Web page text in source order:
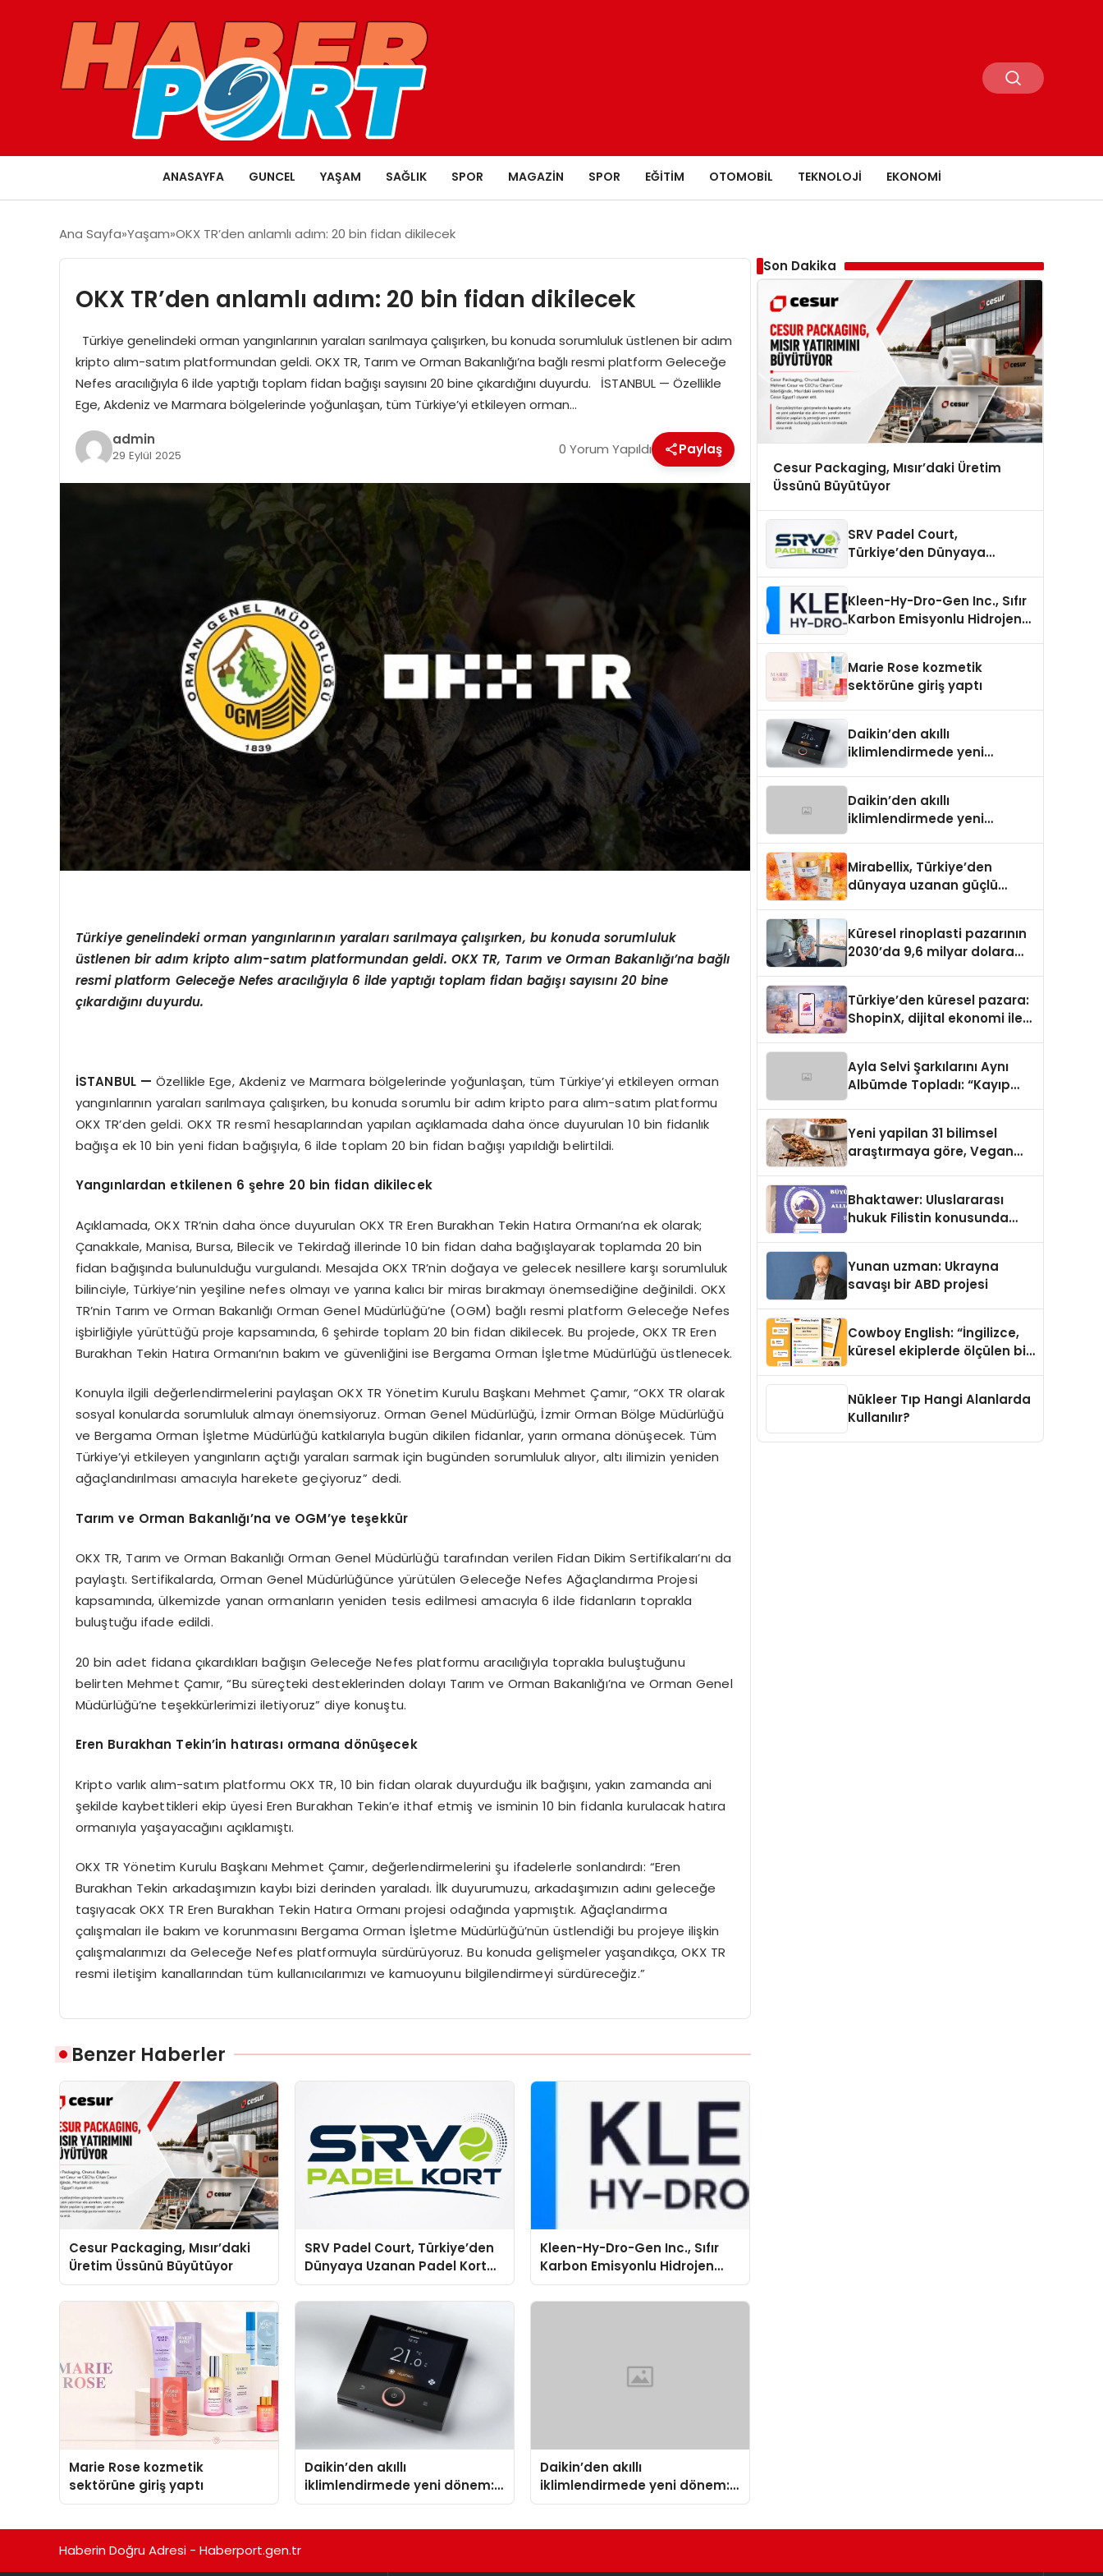
ANASAYFA GUNCEL YAŞAM SAĞLIK SPOR MAGAZIN SPOR EĞITIM OTOMOBIL TEKNOLOJI EKONOMI
Ana Sayfa Yaşam OKX TR’den anlamlı adım: 20 bin fidan dikilecek
OKX TR’den anlamlı adım: 20 bin fidan dikilecek
Türkiye genelindeki orman yangınlarının yaraları sarılmaya çalışırken, bu konuda sorumluluk üstlenen bir adım
kripto alım-satım platformundan geldi. OKX TR, Tarım ve Orman Bakanlığı’na bağlı resmi platform Geleceğe
Nefes aracılığıyla 6 ilde yaptığı toplam fidan bağışı sayısını 20 bine çıkardığını duyurdu. İSTANBUL — Özellikle
Ege, Akdeniz ve Marmara bölgelerinde yoğunlaşan, tüm Türkiye’yi etkileyen orman…
admin
29 Eylül 2025 0 Yorum Yapıldı Paylaş
Türkiye genelindeki orman yangınlarının yaraları sarılmaya çalışırken, bu konuda sorumluluk
üstlenen bir adım kripto alım-satım platformundan geldi. OKX TR, Tarım ve Orman Bakanlığı’na bağlı
resmi platform Geleceğe Nefes aracılığıyla 6 ilde yaptığı toplam fidan bağışı sayısını 20 bine
çıkardığını duyurdu.
İSTANBUL — Özellikle Ege, Akdeniz ve Marmara bölgelerinde yoğunlaşan, tüm Türkiye’yi etkileyen orman
yangınlarının yaraları sarılmaya çalışırken, bu konuda sorumlu bir adım kripto para alım-satım platformu
OKX TR’den geldi. OKX TR resmî hesaplarından yapılan açıklamada daha önce duyurulan 10 bin fidanlık
bağışa ek 10 bin yeni fidan bağışıyla, 6 ilde toplam 20 bin fidan bağışı yapıldığı belirtildi.
Yangınlardan etkilenen 6 şehre 20 bin fidan dikilecek
Açıklamada, OKX TR’nin daha önce duyurulan OKX TR Eren Burakhan Tekin Hatıra Ormanı’na ek olarak;
Çanakkale, Manisa, Bursa, Bilecik ve Tekirdağ illerinde 10 bin fidan daha bağışlayarak toplamda 20 bin
fidan bağışında bulunulduğu vurgulandı. Mesajda OKX TR’nin doğaya ve gelecek nesillere karşı sorumluluk
bilinciyle, Türkiye’nin yeşiline nefes olmayı ve yarına kalıcı bir miras bırakmayı önemsediğine değinildi. OKX
TR’nin Tarım ve Orman Bakanlığı Orman Genel Müdürlüğü’ne (OGM) bağlı resmi platform Geleceğe Nefes
işbirliğiyle yürüttüğü proje kapsamında, 6 şehirde toplam 20 bin fidan dikilecek. Bu projede, OKX TR Eren
Burakhan Tekin Hatıra Ormanı’nın bakım ve güvenliğini ise Bergama Orman İşletme Müdürlüğü üstlenecek.
Konuyla ilgili değerlendirmelerini paylaşan OKX TR Yönetim Kurulu Başkanı Mehmet Çamır, “OKX TR olarak
sosyal konularda sorumluluk almayı önemsiyoruz. Orman Genel Müdürlüğü, İzmir Orman Bölge Müdürlüğü
ve Bergama Orman İşletme Müdürlüğü katkılarıyla bugün dikilen fidanlar, yarın ormana dönüşecek. Tüm
Türkiye’yi etkileyen yangınların açtığı yaraları sarmak için bugünden sorumluluk alıyor, altı ilimizin yeniden
ağaçlandırılması amacıyla harekete geçiyoruz” dedi.
Tarım ve Orman Bakanlığı’na ve OGM’ye teşekkür
OKX TR, Tarım ve Orman Bakanlığı Orman Genel Müdürlüğü tarafından verilen Fidan Dikim Sertifikaları’nı da
paylaştı. Sertifikalarda, Orman Genel Müdürlüğünce yürütülen Geleceğe Nefes Ağaçlandırma Projesi
kapsamında, ülkemizde yanan ormanların yeniden tesis edilmesi amacıyla 6 ilde fidanların toprakla
buluştuğu ifade edildi.
20 bin adet fidana çıkardıkları bağışın Geleceğe Nefes platformu aracılığıyla toprakla buluştuğunu
belirten Mehmet Çamır, “Bu süreçteki desteklerinden dolayı Tarım ve Orman Bakanlığı’na ve Orman Genel
Müdürlüğü’ne teşekkürlerimizi iletiyoruz” diye konuştu.
Eren Burakhan Tekin’in hatırası ormana dönüşecek
Kripto varlık alım-satım platformu OKX TR, 10 bin fidan olarak duyurduğu ilk bağışını, yakın zamanda ani
şekilde kaybettikleri ekip üyesi Eren Burakhan Tekin’e ithaf etmiş ve isminin 10 bin fidanla kurulacak hatıra
ormanıyla yaşayacağını açıklamıştı.
OKX TR Yönetim Kurulu Başkanı Mehmet Çamır, değerlendirmelerini şu ifadelerle sonlandırdı: “Eren
Burakhan Tekin arkadaşımızın kaybı bizi derinden yaraladı. İlk duyurumuzu, arkadaşımızın adını geleceğe
taşıyacak OKX TR Eren Burakhan Tekin Hatıra Ormanı projesi odağında yapmıştık. Ağaçlandırma
çalışmaları ile bakım ve korunmasını Bergama Orman İşletme Müdürlüğü’nün üstlendiği bu projeye ilişkin
çalışmalarımızı da Geleceğe Nefes platformuyla sürdürüyoruz. Bu konuda gelişmeler yaşandıkça, OKX TR
resmi iletişim kanallarından tüm kullanıcılarımızı ve kamuoyunu bilgilendirmeyi sürdüreceğiz.”
Benzer Haberler
Cesur Packaging, Mısır’daki
Üretim Üssünü Büyütüyor
SRV Padel Court, Türkiye’den
Dünyaya Uzanan Padel Kort
Üretiminde Güvenin Adresi
Kleen-Hy-Dro-Gen Inc., Sıfır
Karbon Emisyonlu Hidrojen
Isıtma Teknolojisinde ISO ve
TSSA Düzenleyici Onaylarını
Marie Rose kozmetik
sektörüne giriş yaptı
Daikin’den akıllı
iklimlendirmede yeni dönem:
Madoka Plus Türkiye’de
Daikin’den akıllı
iklimlendirmede yeni dönem:
Madoka Plus Türkiye’de
Son Dakika
Cesur Packaging, Mısır’daki Üretim
Üssünü Büyütüyor
SRV Padel Court,
Türkiye’den Dünyaya
Kleen-Hy-Dro-Gen Inc., Sıfır
Karbon Emisyonlu Hidrojen
Aldı
Marie Rose kozmetik
sektörüne giriş yaptı
Daikin’den akıllı
iklimlendirmede yeni
Daikin’den akıllı
iklimlendirmede yeni
Mirabellix, Türkiye’den
dünyaya uzanan güçlü
Küresel rinoplasti pazarının
2030’da 9,6 milyar dolara
Türkiye’den küresel pazara:
ShopinX, dijital ekonomi ile
Ayla Selvi Şarkılarını Aynı
Albümde Topladı: “Kayıp
Yeni yapilan 31 bilimsel
araştırmaya göre, Vegan
Sindirildiğini Ortaya Koydu
Bhaktawer: Uluslararası
hukuk Filistin konusunda
Yunan uzman: Ukrayna
savaşı bir ABD projesi
Cowboy English: “İngilizce,
küresel ekiplerde ölçülen bir
Nükleer Tıp Hangi Alanlarda
Kullanılır?
Haberin Doğru Adresi - Haberport.gen.tr